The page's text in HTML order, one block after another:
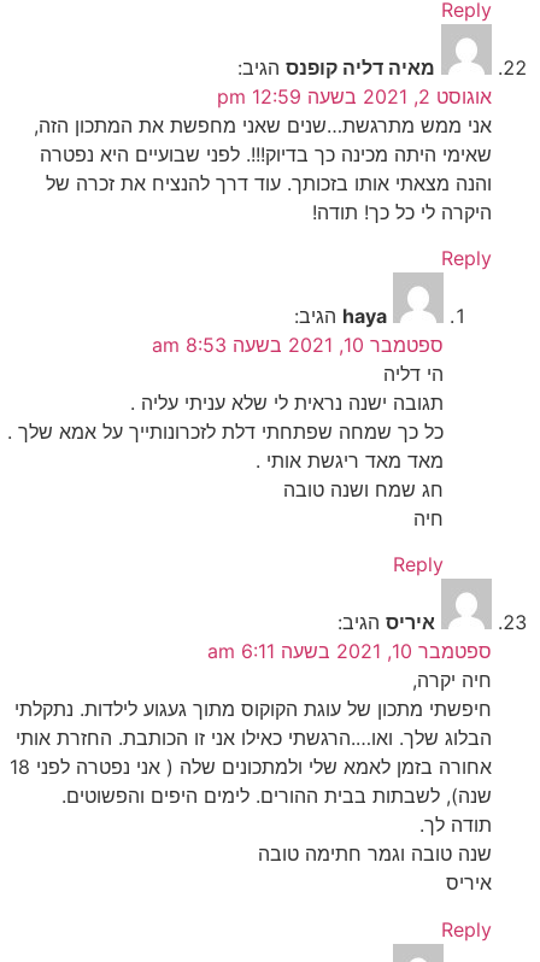
Reply
מאיה דליה קופנס הגיב:
אוגוסט 2, 2021 בשעה 12:59 pm
אני ממש מתרגשת…שנים שאני מחפשת את המתכון הזה,
שאימי היתה מכינה כך בדיוק!!!. לפני שבועיים היא נפטרה
והנה מצאתי אותו בזכותך. עוד דרך להנציח את זכרה של
היקרה לי כל כך! תודה!
Reply
haya הגיב:
ספטמבר 10, 2021 בשעה 8:53 am
הי דליה
תגובה ישנה נראית לי שלא עניתי עליה .
כל כך שמחה שפתחתי דלת לזכרונותייך על אמא שלך .
מאד מאד ריגשת אותי .
חג שמח ושנה טובה
חיה
Reply
איריס הגיב:
ספטמבר 10, 2021 בשעה 6:11 am
חיה יקרה,
חיפשתי מתכון של עוגת הקוקוס מתוך געגוע לילדות. נתקלתי
הבלוג שלך. ואו….הרגשתי כאילו אני זו הכותבת. החזרת אותי
אחורה בזמן לאמא שלי ולמתכונים שלה ( אני נפטרה לפני 18
שנה), לשבתות בבית ההורים. לימים היפים והפשוטים.
תודה לך.
שנה טובה וגמר חתימה טובה
איריס
Reply